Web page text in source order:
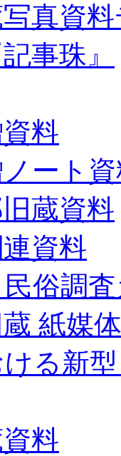
真資
事珠』
料
ート
蔵資料
資料
俗調査
紙媒
る新
料